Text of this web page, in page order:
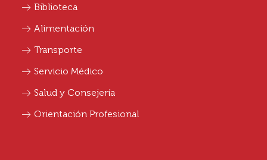
Biblioteca
Alimentación
Transporte
Servicio Médico
Salud y Consejería
Orientación Profesional